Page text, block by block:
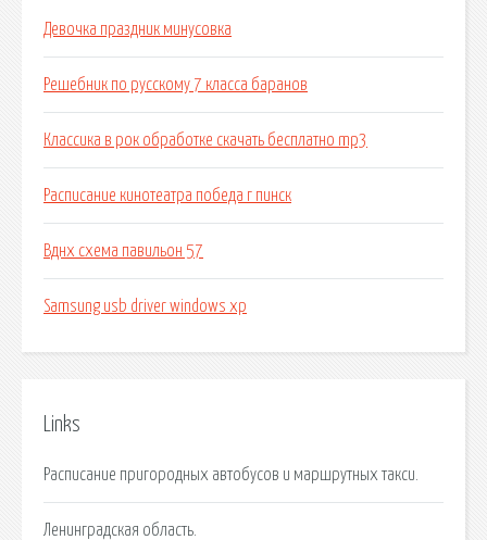
Девочка праздник минусовка
Решебник по русскому 7 класса баранов
Классика в рок обработке скачать бесплатно mp3
Расписание кинотеатра победа г пинск
Вднх схема павильон 57
Samsung usb driver windows xp
Links
Расписание пригородных автобусов и маршрутных такси.
Ленинградская область.